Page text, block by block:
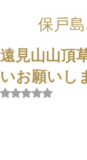
保戸
遠見山山頂
いお願いし
5つ星のうち